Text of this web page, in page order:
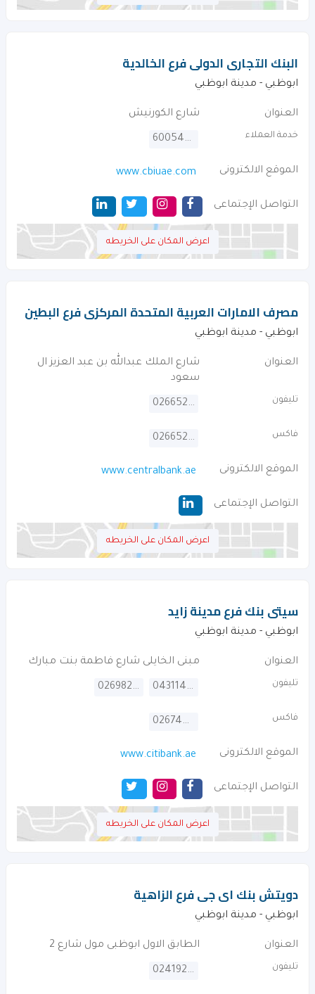
البنك التجارى الدولى فرع الخالدية
ابوظبي - مدينة ابوظبي
العنوان شارع الكورنيش
خدمة العملاء 600544440
الموقع الالكترونى www.cbiuae.com
التواصل الإجتماعى
اعرض المكان على الخريطه
مصرف الامارات العربية المتحدة المركزى فرع البطين
ابوظبي - مدينة ابوظبي
العنوان
شارع الملك عبدالله بن عبد العزيز ال
سعود
تليفون 026652220
فاكس 026652504
الموقع الالكترونى www.centralbank.ae
التواصل الإجتماعى
اعرض المكان على الخريطه
سيتى بنك فرع مدينة زايد
ابوظبي - مدينة ابوظبي
العنوان مبنى الخايلى شارع فاطمة بنت مبارك
تليفون 043114000
026982206
فاكس 026744742
الموقع الالكترونى www.citibank.ae
التواصل الإجتماعى
اعرض المكان على الخريطه
دويتش بنك اى جى فرع الزاهية
ابوظبي - مدينة ابوظبي
العنوان الطابق الاول ابوظبى مول شارع 2
تليفون 024192200